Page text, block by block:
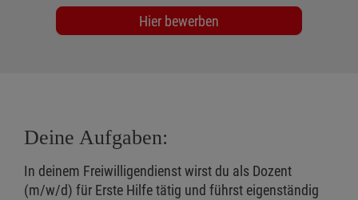
Hier bewerben
Deine Aufgaben:
In deinem Freiwilligendienst wirst du als Dozent
(m/w/d) für Erste Hilfe tätig und führst eigenständig